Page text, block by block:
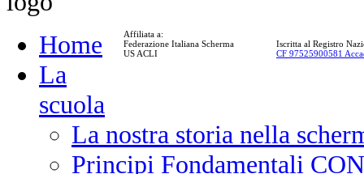
Affiliata a:
Federazione Italiana Scherma
US ACLI
Iscritta al Registro
CF 97525900581
Home
La
scuola
La nostra storia nella
Principi Fondamentali